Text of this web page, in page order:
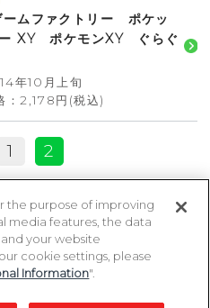
ームファクトリー ポケッ
ー XY ポケモンXY ぐらぐ
年10月上旬
：2,178円(税込)
1 2
プに戻る
All rights reserved.
the purpose of improving
media features, the data
your website
cookie settings, please
Information".